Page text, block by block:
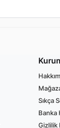
Sıkça
Banka
Gizlilik